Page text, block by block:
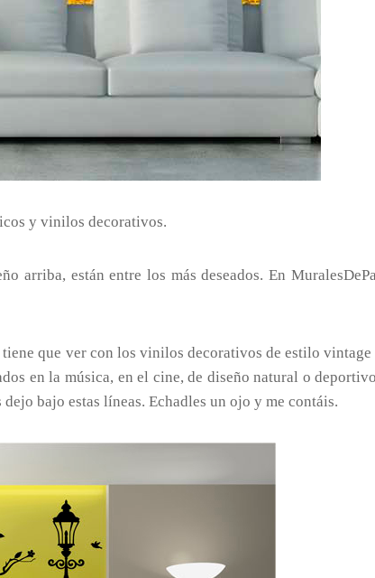
y vinilos decorativos.
arriba, están entre los más deseados. En
que ver con los vinilos decorativos de estilo
en la música, en el cine, de diseño natural o
bajo estas líneas. Echadles un ojo y me contáis.